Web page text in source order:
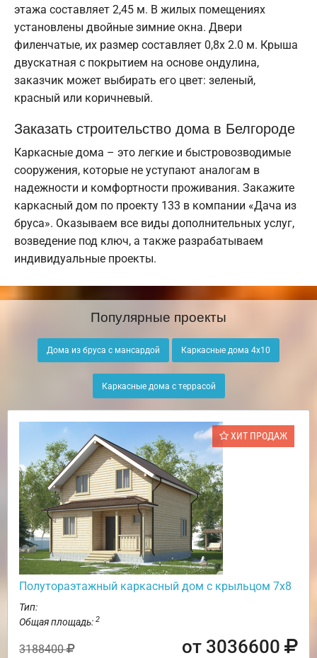
этажа составляет 2,45 м. В жилых помещениях
установлены двойные зимние окна. Двери
филенчатые, их размер составляет 0,8x 2.0 м. Крыша
двускатная с покрытием на основе ондулина,
заказчик может выбирать его цвет: зеленый,
красный или коричневый.
Заказать строительство дома в Белгороде
Каркасные дома – это легкие и быстровозводимые
сооружения, которые не уступают аналогам в
надежности и комфортности проживания. Закажите
каркасный дом по проекту 133 в компании «Дача из
бруса». Оказываем все виды дополнительных услуг,
возведение под ключ, а также разрабатываем
индивидуальные проекты.
Популярные проекты
Дома из бруса с мансардой Каркасные дома 4х10
Каркасные дома с террасой
ХИТ ПРОДАЖ
Полутораэтажный каркасный дом с крыльцом 7х8
Тип:
Общая площадь: 2
3188400 от 3036600